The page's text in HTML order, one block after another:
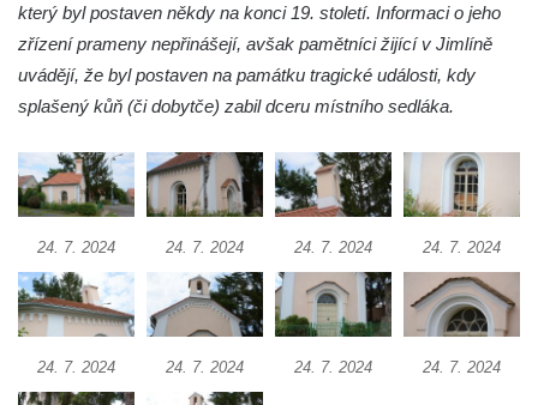
Křížová cesta Římov – VII. kaple – Políbení
Jidášovo
Křížová cesta Římov – VI. kaple – Olivetská
Křížová cesta Římov – V. kaple – Smutná
duše
Křížová cesta Římov – IV. kaple – Pustá ves
Křížová cesta Římov – III. kaple – Stádní
brána
večeře Páně
který byl postaven někdy na konci 19. století. Informaci o jeho
zřízení prameny nepřinášejí, avšak pamětníci žijící v Jimlíně
uvádějí, že byl postaven na památku tragické události, kdy
splašený kůň (či dobytče) zabil dceru místního sedláka.
24. 7. 2024 24. 7. 2024 24. 7. 2024 24. 7. 2024
24. 7. 2024 24. 7. 2024 24. 7. 2024 24. 7. 2024